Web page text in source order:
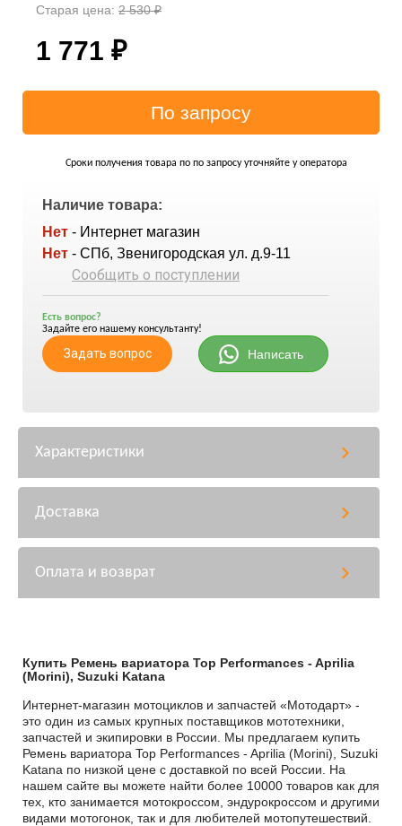
Старая цена: 2 530₽
1 771 ₽
Сроки получения товара по по запросу уточняйте у оператора
Наличие товара:
Нет - Интернет магазин
Нет - СПб, Звенигородская ул. д.9-11
Сообщить о поступлении
Есть вопрос?
Задайте его нашему консультанту!
Задать вопрос Написать
Характеристики
Доставка
Оплата и возврат
Купить Ремень вариатора Top Performances - Aprilia
(Morini), Suzuki Katana
Интернет-магазин мотоциклов и запчастей «Мотодарт» -
это один из самых крупных поставщиков мототехники,
запчастей и экипировки в России. Мы предлагаем купить
Ремень вариатора Top Performances - Aprilia (Morini), Suzuki
Katana по низкой цене с доставкой по всей России. На
нашем сайте вы можете найти более 10000 товаров как для
тех, кто занимается мотокроссом, эндурокроссом и другими
видами мотогонок, так и для любителей мотопутешествий.